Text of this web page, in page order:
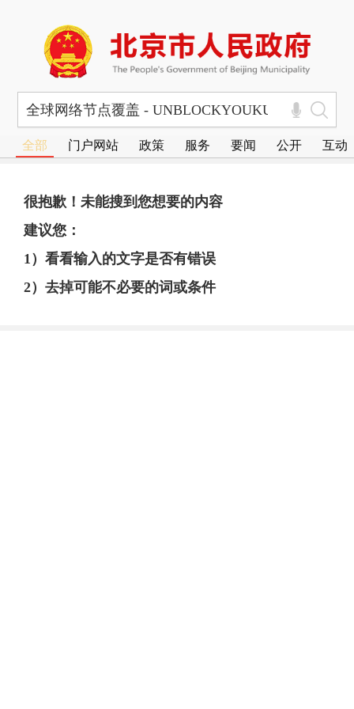
全部 门户网站 政策 服务 要闻 公开 互动
很抱歉！未能搜到您想要的内容
建议您：
1）看看输入的文字是否有错误
2）去掉可能不必要的词或条件